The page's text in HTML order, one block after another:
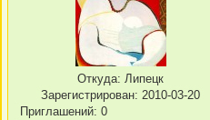
Откуда: Липецк
Зарегистрирован: 2010-03-20
Приглашений: 0